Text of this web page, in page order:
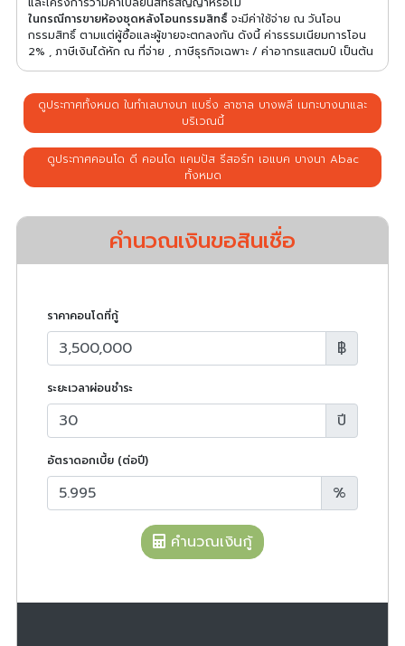
ในกรณีการขายห้องชุดหลังโอนกรรมสิทธิ์ จะมีค่าใช้จ่าย ณ วันโอน
กรรมสิทธิ์ ตามแต่ผู้ซื้อและผู้ขายจะตกลงกัน ดังนี้ ค่าธรรมเนียมการโอน
2% , ภาษีเงินได้หัก ณ ที่จ่าย , ภาษีธุรกิจเฉพาะ / ค่าอากรแสตมป์ เป็นต้น
ดูประกาศทั้งหมด ในทำเลบางนา แบริ่ง ลาซาล บางพลี เมกะบางนาและ
บริเวณนี้
ดูประกาศคอนโด ดี คอนโด แคมปัส รีสอร์ท เอแบค บางนา Abac
ทั้งหมด
คำนวณเงินขอสินเชื่อ
ราคาคอนโดที่กู้
฿
ระยะเวลาผ่อนชำระ
ปี
อัตราดอกเบี้ย (ต่อปี)
%
คำนวณเงินกู้